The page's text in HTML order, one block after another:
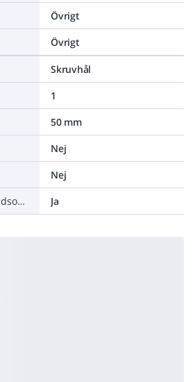
Övrigt
Övrigt
Skruvhål
1
50 mm
Nej
Nej
Lämplig i brandskyddsområden
Ja